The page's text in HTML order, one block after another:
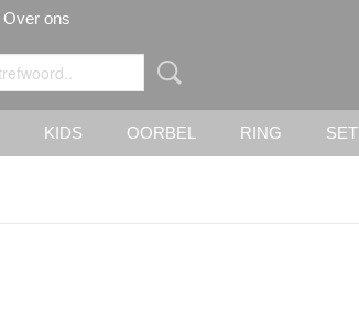
Over ons
KIDS OORBEL RING SET